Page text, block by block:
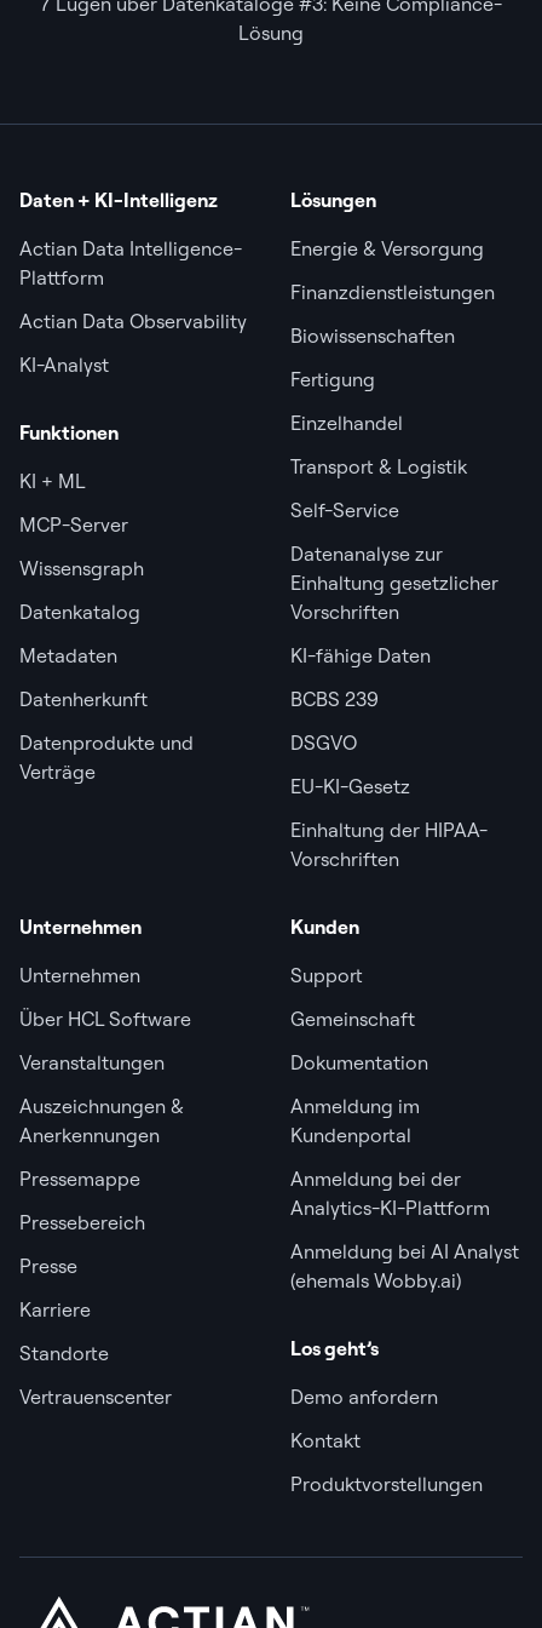
Lösung
Daten + KI-Intelligenz
Actian Data Intelligence-
Plattform
Actian Data Observability
KI-Analyst
Funktionen
KI + ML
MCP-Server
Wissensgraph
Datenkatalog
Metadaten
Datenherkunft
Datenprodukte und
Verträge
Lösungen
Energie & Versorgung
Finanzdienstleistungen
Biowissenschaften
Fertigung
Einzelhandel
Transport & Logistik
Self-Service
Datenanalyse zur
Einhaltung gesetzlicher
Vorschriften
KI-fähige Daten
BCBS 239
DSGVO
EU-KI-Gesetz
Einhaltung der HIPAA-
Vorschriften
Unternehmen
Unternehmen
Über HCL Software
Veranstaltungen
Auszeichnungen &
Anerkennungen
Pressemappe
Pressebereich
Presse
Karriere
Standorte
Vertrauenscenter
Kunden
Support
Gemeinschaft
Dokumentation
Anmeldung im
Kundenportal
Anmeldung bei der
Analytics-KI-Plattform
Anmeldung bei AI Analyst
(ehemals Wobby.ai)
Los geht’s
Demo anfordern
Kontakt
Produktvorstellungen